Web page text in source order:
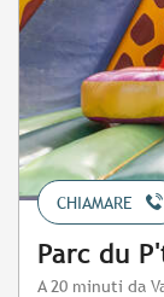
CHIAMARE
Parc du
A 20 minuti da